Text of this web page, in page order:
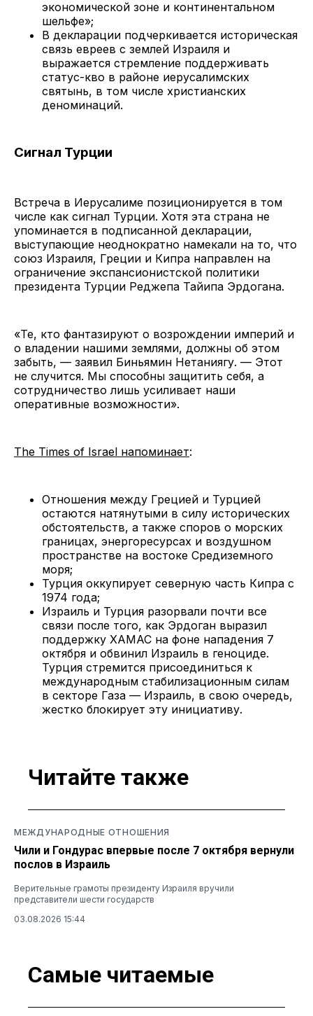
экономической зоне и континентальном
шельфе»;
В декларации подчеркивается историческая
связь евреев с землей Израиля и
выражается стремление поддерживать
статус-кво в районе иерусалимских
святынь, в том числе христианских
деноминаций.
Сигнал Турции
Встреча в Иерусалиме позиционируется в том
числе как сигнал Турции. Хотя эта страна не
упоминается в подписанной декларации,
выступающие неоднократно намекали на то, что
союз Израиля, Греции и Кипра направлен на
ограничение экспансионистской политики
президента Турции Реджепа Тайипа Эрдогана.
«Те, кто фантазируют о возрождении империй и
о владении нашими землями, должны об этом
забыть, — заявил Биньямин Нетаниягу. — Этот
не случится. Мы способны защитить себя, а
сотрудничество лишь усиливает наши
оперативные возможности».
The Times of Israel напоминает:
Отношения между Грецией и Турцией
остаются натянутыми в силу исторических
обстоятельств, а также споров о морских
границах, энергоресурсах и воздушном
пространстве на востоке Средиземного
моря;
Турция оккупирует северную часть Кипра с
1974 года;
Израиль и Турция разорвали почти все
связи после того, как Эрдоган выразил
поддержку ХАМАС на фоне нападения 7
октября и обвинил Израиль в геноциде.
Турция стремится присоединиться к
международным стабилизационным силам
в секторе Газа — Израиль, в свою очередь,
жестко блокирует эту инициативу.
Читайте также
МЕЖДУНАРОДНЫЕ ОТНОШЕНИЯ
Чили и Гондурас впервые после 7 октября вернули
послов в Израиль
Верительные грамоты президенту Израиля вручили
представители шести государств
03.08.2026 15:44
Самые читаемые